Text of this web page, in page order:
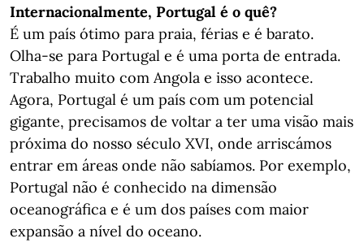
Internacionalmente, Portugal é o quê?
É um país ótimo para praia, férias e é barato.
Olha-se para Portugal e é uma porta de entrada.
Trabalho muito com Angola e isso acontece.
Agora, Portugal é um país com um potencial
gigante, precisamos de voltar a ter uma visão mais
próxima do nosso século XVI, onde arriscámos
entrar em áreas onde não sabíamos. Por exemplo,
Portugal não é conhecido na dimensão
oceanográfica e é um dos países com maior
expansão a nível do oceano.